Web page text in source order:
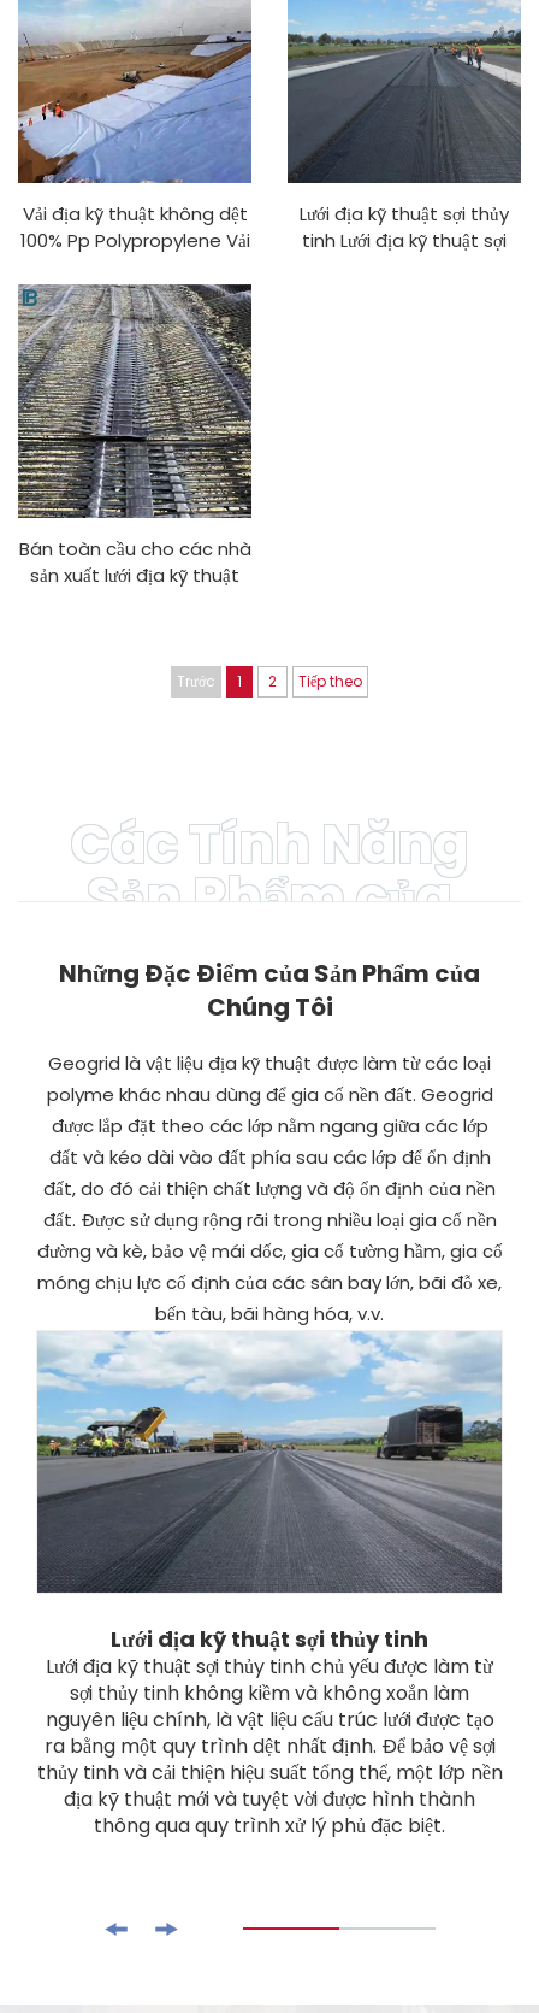
Vải địa kỹ thuật không dệt
100% Pp Polypropylene Vải
thuật sợi dài PP
Lưới địa kỹ thuật sợi thủy
tinh Lưới địa kỹ thuật sợi
Bán toàn cầu cho các nhà
sản xuất lưới địa kỹ thuật
Trước 1 2 Tiếp theo
Các Tính Năng
Sản Phẩm của
Chúng Tôi
Những Đặc Điểm của Sản Phẩm của
Chúng Tôi
Geogrid là vật liệu địa kỹ thuật được làm từ các loại
polyme khác nhau dùng để gia cố nền đất. Geogrid
được lắp đặt theo các lớp nằm ngang giữa các lớp
đất và kéo dài vào đất phía sau các lớp để ổn định
đất, do đó cải thiện chất lượng và độ ổn định của nền
đất. Được sử dụng rộng rãi trong nhiều loại gia cố nền
đường và kè, bảo vệ mái dốc, gia cố tường hầm, gia cố
móng chịu lực cố định của các sân bay lớn, bãi đỗ xe,
bến tàu, bãi hàng hóa, v.v.
Lưới địa kỹ thuật sợi thủy tinh
Lưới địa kỹ thuật sợi thủy tinh chủ yếu được làm từ
sợi thủy tinh không kiềm và không xoắn làm
nguyên liệu chính, là vật liệu cấu trúc lưới được tạo
ra bằng một quy trình dệt nhất định. Để bảo vệ sợi
thủy tinh và cải thiện hiệu suất tổng thể, một lớp nền
địa kỹ thuật mới và tuyệt vời được hình thành
thông qua quy trình xử lý phủ đặc biệt.